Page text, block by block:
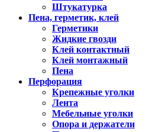
Штукатурка
Пена, герметик, клей
Герметики
Жидкие гвозди
Клей контактный
Клей монтажный
Пена
Перфорация
Крепежные уголки
Лента
Мебельные уголки
Опора и держатели